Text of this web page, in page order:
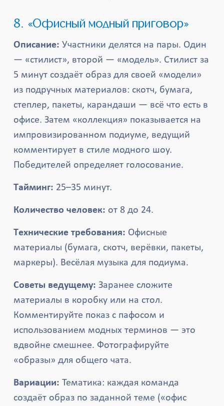
8. «Офисный модный приговор»
Описание: Участники делятся на пары. Один
— «стилист», второй — «модель». Стилист за
5 минут создаёт образ для своей «модели»
из подручных материалов: скотч, бумага,
степлер, пакеты, карандаши — всё что есть в
офисе. Затем «коллекция» показывается на
импровизированном подиуме, ведущий
комментирует в стиле модного шоу.
Победителей определяет голосование.
Тайминг: 25–35 минут.
Количество человек: от 8 до 24.
Технические требования: Офисные
материалы (бумага, скотч, верёвки, пакеты,
маркеры). Весёлая музыка для подиума.
Советы ведущему: Заранее сложите
материалы в коробку или на стол.
Комментируйте показ с пафосом и
использованием модных терминов — это
вдвойне смешнее. Фотографируйте
«образы» для общего чата.
Вариации: Тематика: каждая команда
создаёт образ по заданной теме («офис